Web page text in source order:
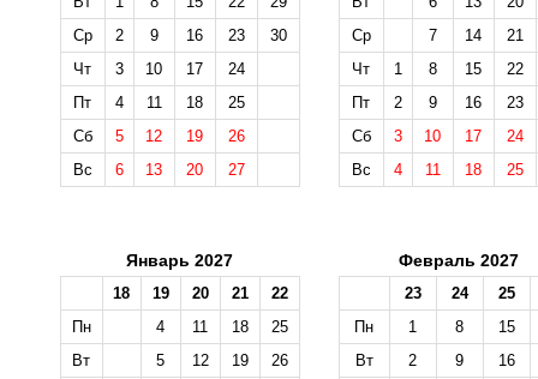
Ср
2 9 16 23
30
Чт
3 10 17
24
Пт
4 11 18
25
Сб
5 12 19
26
Вс
6 13 20 27
Ср
7 14
21
Чт
1 8 15
22
Пт
2 9 16
23
Сб
3 10 17
24
Вс
4 11 18 25
Январь 2027
18 19 20 21
22
Пн
4 11 18
25
Вт
5 12 19
26
Февраль 2027
23 24
25
Пн
1 8
15
Вт
2 9
16